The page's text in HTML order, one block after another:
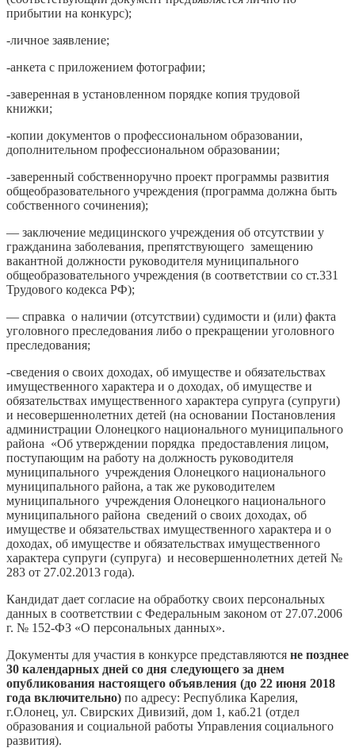
прибытии на конкурс);
-личное заявление;
-анкета с приложением фотографии;
-заверенная в установленном порядке копия трудовой
книжки;
-копии документов о профессиональном образовании,
дополнительном профессиональном образовании;
-заверенный собственноручно проект программы развития
общеобразовательного учреждения (программа должна быть
собственного сочинения);
— заключение медицинского учреждения об отсутствии у
гражданина заболевания, препятствующего замещению
вакантной должности руководителя муниципального
общеобразовательного учреждения (в соответствии со ст.331
Трудового кодекса РФ);
— справка о наличии (отсутствии) судимости и (или) факта
уголовного преследования либо о прекращении уголовного
преследования;
-сведения о своих доходах, об имуществе и обязательствах
имущественного характера и о доходах, об имуществе и
обязательствах имущественного характера супруга (супруги)
и несовершеннолетних детей (на основании Постановления
администрации Олонецкого национального муниципального
района «Об утверждении порядка предоставления лицом,
поступающим на работу на должность руководителя
муниципального учреждения Олонецкого национального
муниципального района, а так же руководителем
муниципального учреждения Олонецкого национального
муниципального района сведений о своих доходах, об
имуществе и обязательствах имущественного характера и о
доходах, об имуществе и обязательствах имущественного
характера супруги (супруга) и несовершеннолетних детей №
283 от 27.02.2013 года).
Кандидат дает согласие на обработку своих персональных
данных в соответствии с Федеральным законом от 27.07.2006
г. № 152-ФЗ «О персональных данных».
Документы для участия в конкурсе представляются не позднее
30 календарных дней со дня следующего за днем
опубликования настоящего объявления (до 22 июня 2018
года включительно) по адресу: Республика Карелия,
г.Олонец, ул. Свирских Дивизий, дом 1, каб.21 (отдел
образования и социальной работы Управления социального
развития).